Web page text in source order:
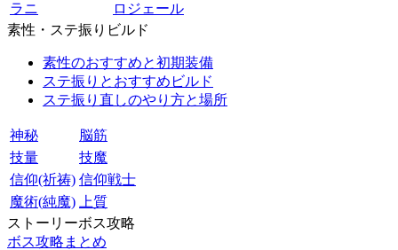
ラニ
ロジェール
素性・ステ振りビルド
素性のおすすめと初期装備
ステ振りとおすすめビルド
ステ振り直しのやり方と場所
神秘
脳筋
技量
技魔
信仰(祈祷) 信仰戦士
魔術(純魔)
上質
ストーリーボス攻略
ボス攻略まとめ